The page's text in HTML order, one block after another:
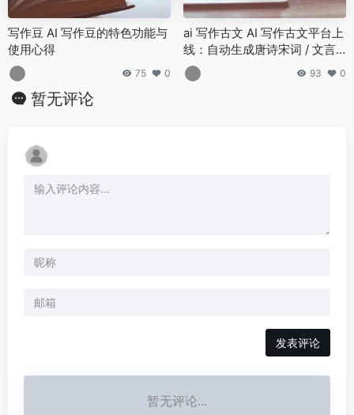
写作豆 AI 写作豆的特色功能与
使用心得
75 0
ai 写作古文 AI 写作古文平台上
线：自动生成唐诗宋词 / 文言
文，传统文化创作新方式！
93 0
暂无评论
发表评论
暂无评论...